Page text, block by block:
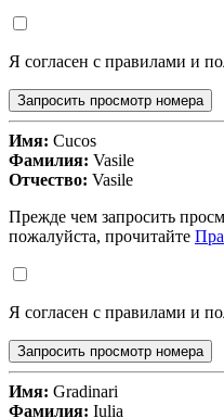
Я согласен с правилами и
Запросить просмотр номера
Имя: Cucos
Фамилия: Vasile
Отчество: Vasile
Прежде чем запросить
пожалуйста, прочитайте
Я согласен с правилами и
Запросить просмотр номера
Имя: Gradinari
Фамилия: Iulia